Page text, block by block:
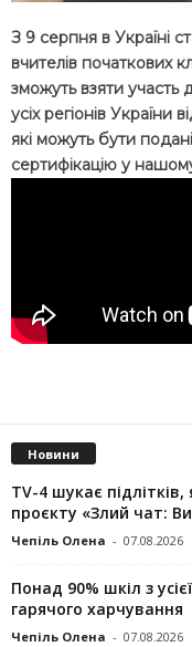
З 9 серпня в Україні
вчителів початкових
зможуть взяти участь
усіх регіонів України
які можуть бути
сертифікацію у
Новини
TV-4 шукає
проєкту «Злий чат:
Чепіль Олена - 07.08.2026
Понад 90% шкіл з
гарячого харчування
Чепіль Олена - 07.08.2026